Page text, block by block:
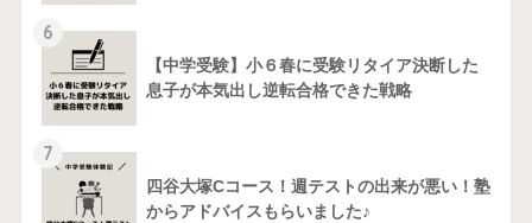
6
【中学受験】小６春に受験リタイア決断した
息子が本気出し逆転合格できた戦略
7
四谷大塚Cコース！週テストの出来が悪い！塾
からアドバイスもらいました♪